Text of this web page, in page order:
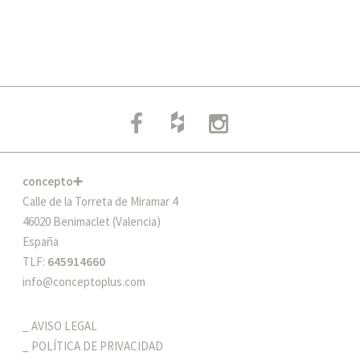
concepto➕
Calle de la Torreta de Miramar 4
46020 Benimaclet (Valencia)
España
TLF: 645914660
info@conceptoplus.com
AVISO LEGAL
POLÍTICA DE PRIVACIDAD